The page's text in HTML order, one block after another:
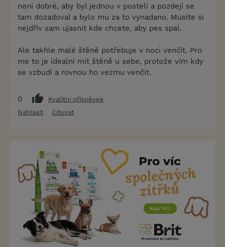
neni dobré, aby byl jednou v posteli a pozdeji se
tam dozadoval a bylo mu za to vynadano. Musíte si
nejdřív sam ujasnit kde chcete, aby pes spal.
Ale takhle malé štěně potřebuje v noci venčit. Pro
me to je idealni mít štěně u sebe, protože vím kdy
se vzbudí a rovnou ho vezmu venčit.
0
Kvalitní příspěvek
Nahlásit
Citovat